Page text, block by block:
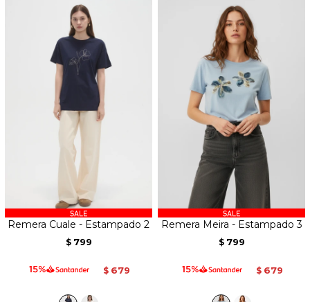
Remera Cuale - Estampado 2
$ 799
$ 679
Remera Meira - Estampado 3
$ 799
$ 679